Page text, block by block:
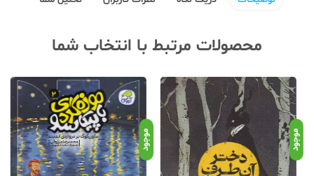
محصولات مرتبط با انتخاب شما
موجود موجود